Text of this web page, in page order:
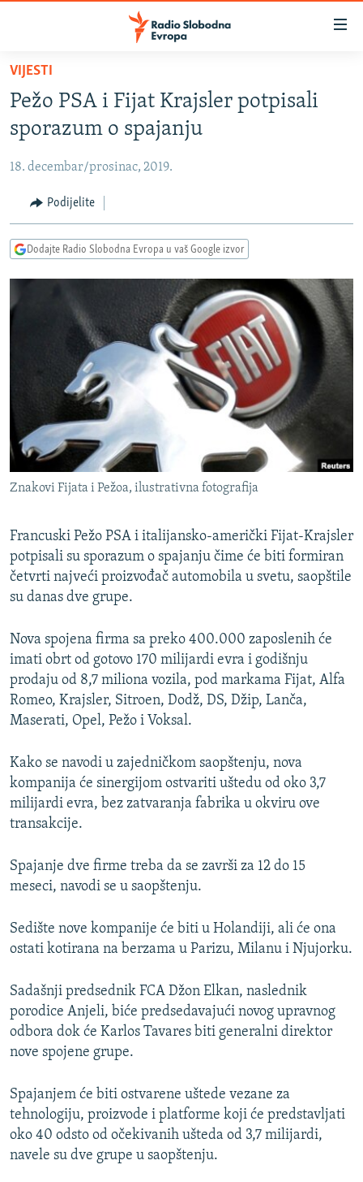
Pređite
glavni
sadržaj
Pređite
na
navigaciju
Pređite
na
BOSNA I HERCEGOVINA
SRBIJA
KOSOVO
CRNA GORA
VIDEO
INFOGRAFIKE
PODCASTI
KINA NA BALKANU
RSE PRIČE IZ SVIJETA
ISPRIČAJ MI
DNEVNO@RSE
SPECIJALI RSE
VIŠE OD NASLOVA
GENOCID U SREBRENICI
POPLAVE I KLIZIŠTA U BIH 2024.
TV LIBERTY
POST SCRIPTUM
TRI DECENIJE OD RATA U BIH
SVE KARTE DEJTONA
NASTANAK I RASPAD JUGOSLAVIJE
PRATITE NAS
Sve RFE/RL stranice
VIJESTI
Pežo PSA i Fijat Krajsler potpisali
sporazum o spajanju
18. decembar/prosinac, 2019.
Podijelite
Dodajte Radio Slobodna Evropa u vaš Google izvor
Znakovi Fijata i Pežoa, ilustrativna fotografija
Francuski Pežo PSA i italijansko-američki Fijat-Krajsler
potpisali su sporazum o spajanju čime će biti formiran
četvrti najveći proizvođač automobila u svetu, saopštile
su danas dve grupe.
Nova spojena firma sa preko 400.000 zaposlenih će
imati obrt od gotovo 170 milijardi evra i godišnju
prodaju od 8,7 miliona vozila, pod markama Fijat, Alfa
Romeo, Krajsler, Sitroen, Dodž, DS, Džip, Lanča,
Maserati, Opel, Pežo i Voksal.
Kako se navodi u zajedničkom saopštenju, nova
kompanija će sinergijom ostvariti uštedu od oko 3,7
milijardi evra, bez zatvaranja fabrika u okviru ove
transakcije.
Spajanje dve firme treba da se završi za 12 do 15
meseci, navodi se u saopštenju.
Sedište nove kompanije će biti u Holandiji, ali će ona
ostati kotirana na berzama u Parizu, Milanu i Njujorku.
Sadašnji predsednik FCA Džon Elkan, naslednik
porodice Anjeli, biće predsedavajući novog upravnog
odbora dok će Karlos Tavares biti generalni direktor
nove spojene grupe.
Spajanjem će biti ostvarene uštede vezane za
tehnologiju, proizvode i platforme koji će predstavljati
oko 40 odsto od očekivanih ušteda od 3,7 milijardi,
navele su dve grupe u saopštenju.